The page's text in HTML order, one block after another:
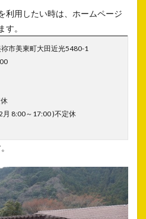
利用したい時は、ホームページ
。
市美東町大田近光5480-1
8:00～17:00 )不定休